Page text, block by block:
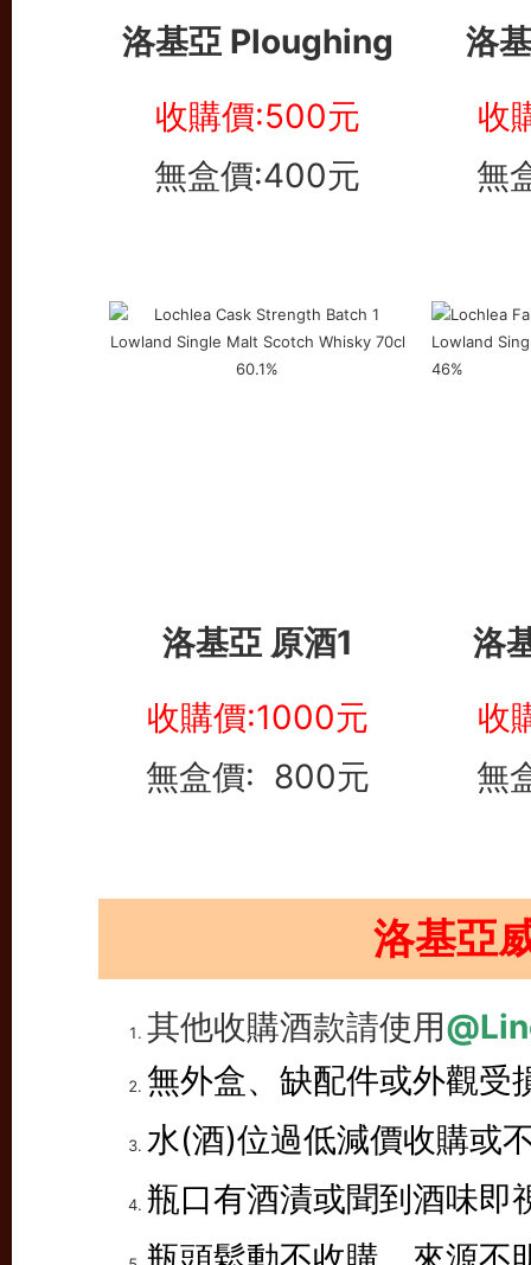
洛基亞Ploughing
洛
收購價:500元
無盒價:400元
收
無
洛基亞 原酒1
洛
收購價:1000元
無盒價: 800元
收
無
洛基亞
其他收購酒款請使用
無外盒、缺配件或外觀受
水(酒)位過低減價收購或
瓶口有酒漬或聞到酒味即